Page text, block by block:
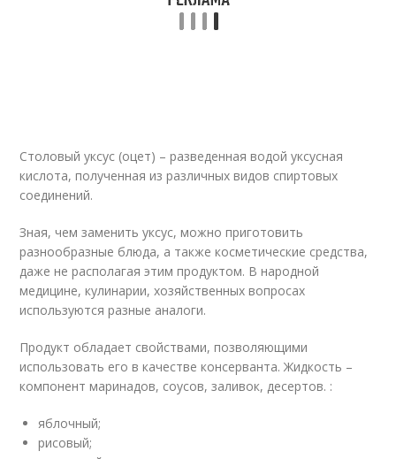
Столовый уксус (оцет) – разведенная водой уксусная
кислота, полученная из различных видов спиртовых
соединений.
Зная, чем заменить уксус, можно приготовить
разнообразные блюда, а также косметические средства,
даже не располагая этим продуктом. В народной
медицине, кулинарии, хозяйственных вопросах
используются разные аналоги.
Продукт обладает свойствами, позволяющими
использовать его в качестве консерванта. Жидкость –
компонент маринадов, соусов, заливок, десертов. :
яблочный;
рисовый;